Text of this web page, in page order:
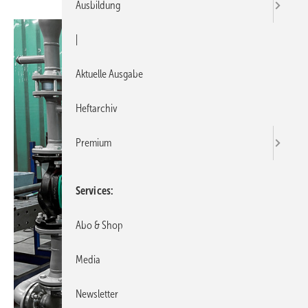
Ausbildung
Aktuelle Ausgabe
Heftarchiv
Premium
Services
Abo & Shop
Media
Newsletter